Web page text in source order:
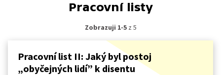
Pracovní listy
Zobrazuji 1-5z 5
Pracovní list II: Jaký byl postoj
„obyčejných lidí” k disentu